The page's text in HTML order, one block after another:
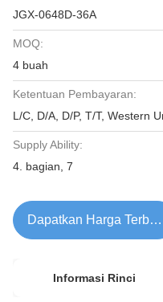
JGX-0648D-36A
MOQ:
4 buah
Ketentuan Pembayaran:
L/C, D/A, D/P, T/T, Western
Supply Ability:
4. bagian, 7
Dapatkan Harga Terbaik
Informasi Rinci